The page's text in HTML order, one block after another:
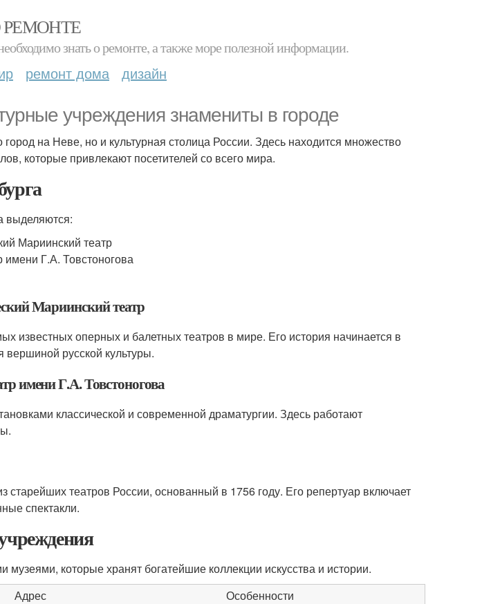
РЕМОНТЕ
знать о ремонте, а также море полезной информации.
ремонт дома дизайн
учреждения знамениты в городе
на Неве, но и культурная столица России. Здесь находится множество
которые привлекают посетителей со всего мира.
выделяются:
Мариинский театр
Г.А. Товстоногова
Мариинский театр
известных оперных и балетных театров в мире. Его история начинается в
вершиной русской культуры.
имени Г.А. Товстоногова
классической и современной драматургии. Здесь работают
старейших театров России, основанный в 1756 году. Его репертуар включает
спектакли.
музеями, которые хранят богатейшие коллекции искусства и истории.
Адрес
Особенности